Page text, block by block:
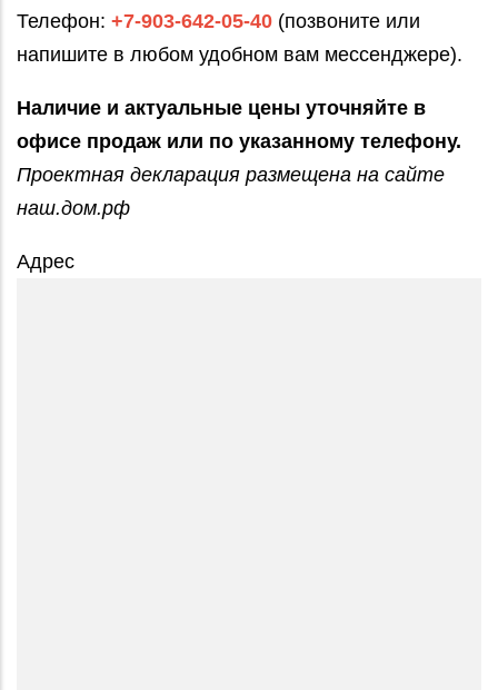
Телефон: +7-903-642-05-40 (позвоните или
напишите в любом удобном вам мессенджере).
Наличие и актуальные цены уточняйте в
офисе продаж или по указанному телефону.
Проектная декларация размещена на сайте
наш.дом.рф
Адрес